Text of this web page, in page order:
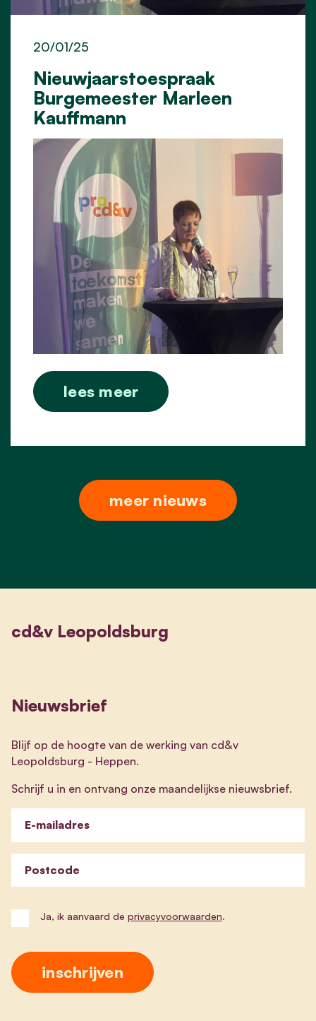
Nieuwjaarstoespraak
Burgemeester Marleen
Kauffmann
20/01/25
lees meer
meer nieuws
cd&v Leopoldsburg
Nieuwsbrief
Blijf op de hoogte van de werking van cd&v
Leopoldsburg - Heppen.
Schrijf u in en ontvang onze maandelijkse nieuwsbrief.
E-mailadres
Postcode
Ja, ik aanvaard de privacyvoorwaarden.